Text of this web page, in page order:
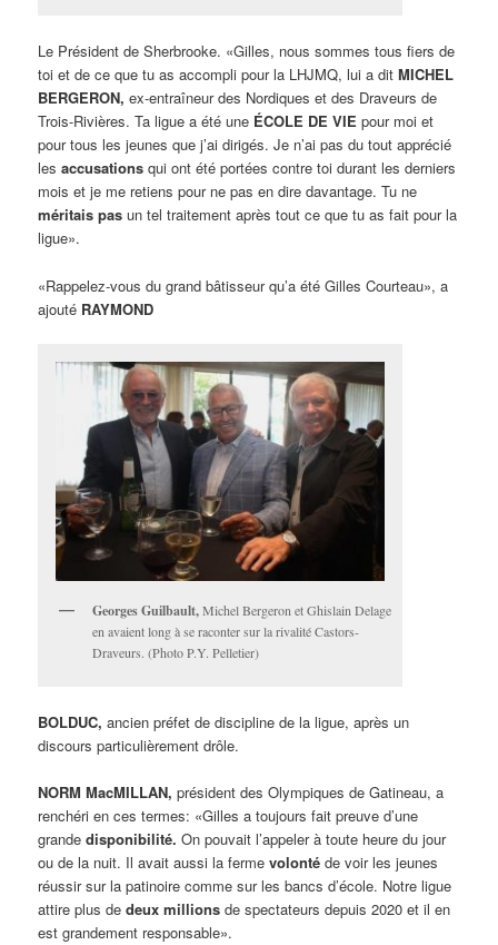
Le Président de Sherbrooke. «Gilles, nous sommes tous fiers de
toi et de ce que tu as accompli pour la LHJMQ, lui a ditMICHEL
BERGERON, ex-entraîneur des Nordiques et des Draveurs de
Trois-Rivières. Ta ligue a été une ÉCOLE DE VIE pour moi et
pour tous les jeunes que j’ai dirigés. Je n’ai pas du tout apprécié
lesaccusations qui ont été portées contre toi durant les derniers
mois et je me retiens pour ne pas en dire davantage. Tu ne
méritais pas un tel traitement après tout ce que tu as fait pour la
ligue».
«Rappelez-vous du grand bâtisseur qu’a été Gilles Courteau», a
ajouté RAYMOND
Georges Guilbault,Michel Bergeron et Ghislain Delage
en avaient long à se raconter sur la rivalité Castors-
Draveurs. (Photo P.Y. Pelletier)
BOLDUC, ancien préfet de discipline de la ligue, après un
discours particulièrement drôle.
NORM MacMILLAN, président des Olympiques de Gatineau, a
renchéri en ces termes: «Gilles a toujours fait preuve d’une
grandedisponibilité. On pouvait l’appeler à toute heure du jour
ou de la nuit. Il avait aussi la fermevolonté de voir les jeunes
réussir sur la patinoire comme sur les bancs d’école. Notre ligue
attire plus dedeux millions de spectateurs depuis 2020 et il en
est grandement responsable».